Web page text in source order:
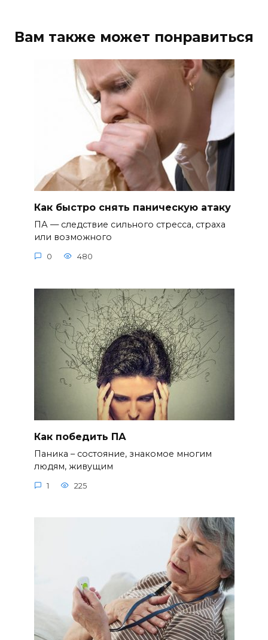
Вам также может понравиться
Как быстро снять паническую атаку
ПА — следствие сильного стресса, страха
или возможного
0 480
Как победить ПА
Паника – состояние, знакомое многим
людям, живущим
1 225